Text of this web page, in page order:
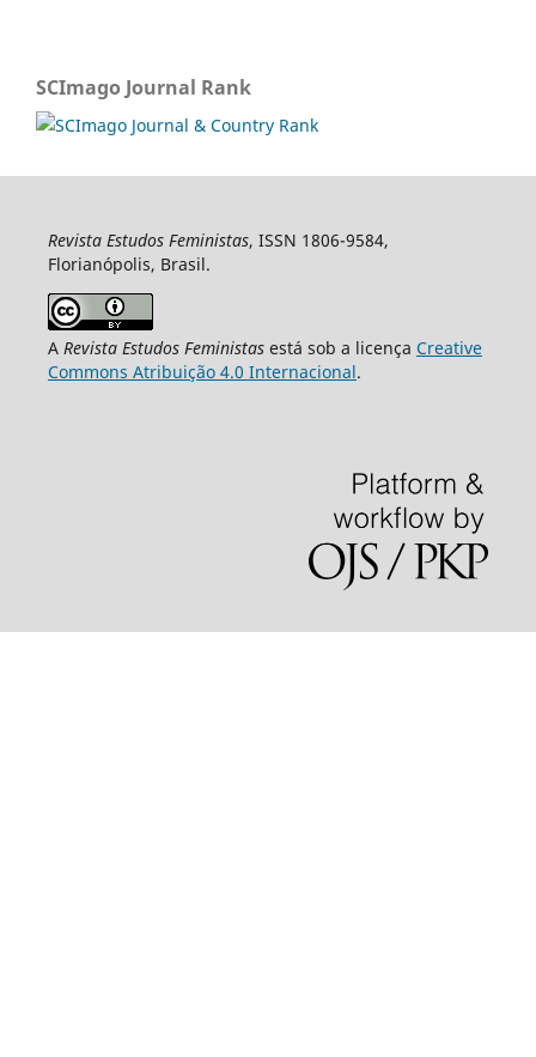
SCImago Journal Rank
Revista Estudos Feministas, ISSN 1806-9584,
Florianópolis, Brasil.
A Revista Estudos Feministasestá sob a licença Creative
Commons Atribuição 4.0 Internacional.